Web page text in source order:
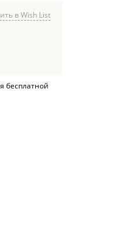
в Wish List
бесплатной